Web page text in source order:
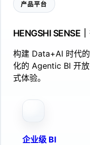
产品平台
HENGSHI SENSE
构建 Data+AI 时代
化的 Agentic BI 开
式体验。
企业级 BI